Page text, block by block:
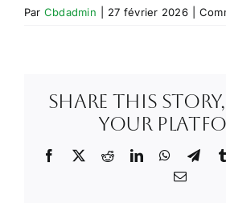
Par Cbdadmin 27 février 2026
Share This
Your
Facebook
X RedditLinkedInWhatsApp
Email